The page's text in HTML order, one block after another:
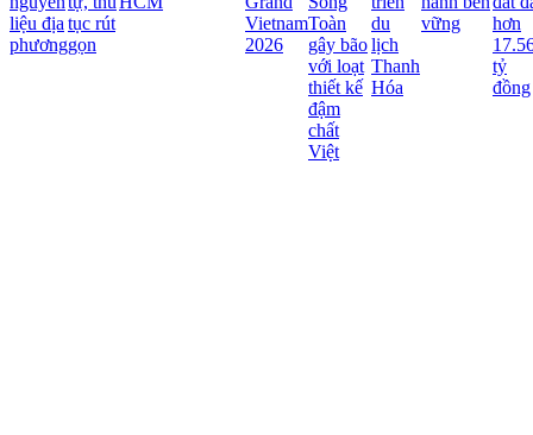
liệu địa
phương
tục rút
gọn
Vietnam
2026
Toàn
gây bão
với loạt
thiết kế
đậm
chất
Việt
du
lịch
Thanh
Hóa
vững
hơn
tỷ
đồng